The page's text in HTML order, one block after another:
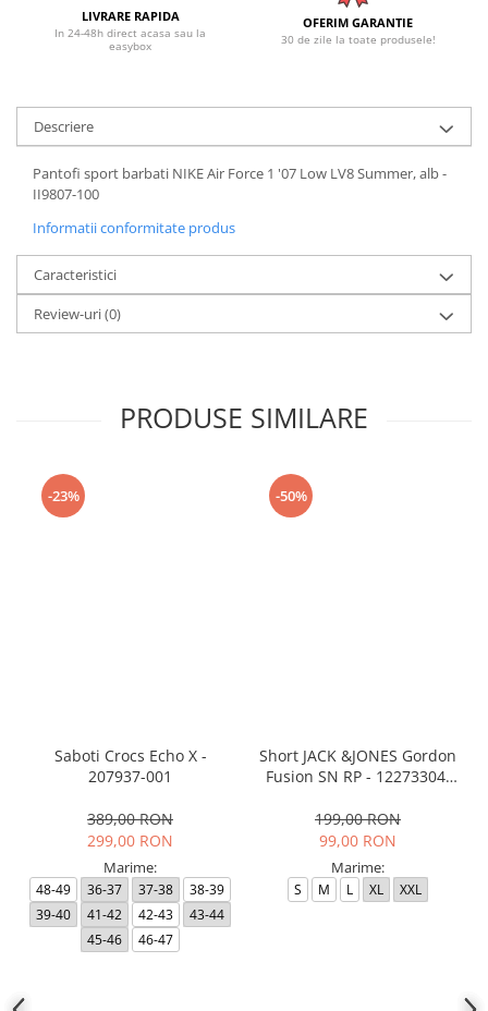
LIVRARE RAPIDA
In 24-48h direct acasa sau la
easybox
OFERIM GARANTIE
30 de zile la toate produsele!
Descriere
Pantofi sport barbati NIKE Air Force 1 '07 Low LV8 Summer, alb -
II9807-100
Informatii conformitate produs
Caracteristici
Review-uri(0)
PRODUSE SIMILARE
-23%
Saboti Crocs Echo X -
207937-001
389,00 RON
299,00 RON
Marime:
48-49 36-37 37-38
38-39
39-40
41-42 42-43
43-44
45-46
46-47
-50%
Short JACK &JONES Gordon
Fusion SN RP - 12273304-
199,00 RON
99,00 RON
Marime:
S M L XL XXL